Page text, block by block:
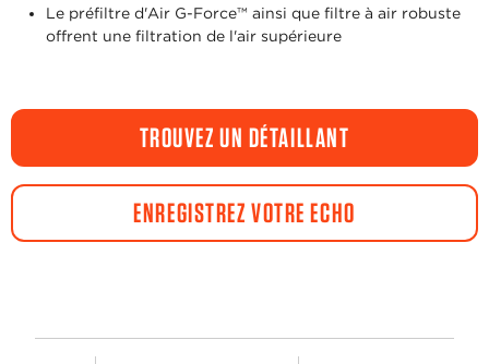
Le préfiltre d'Air G-Force™ ainsi que filtre à air robuste
offrent une filtration de l'air supérieure
TROUVEZ UN DÉTAILLANT
ENREGISTREZ VOTRE ECHO